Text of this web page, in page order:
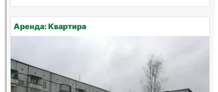
Аренда: Квартира